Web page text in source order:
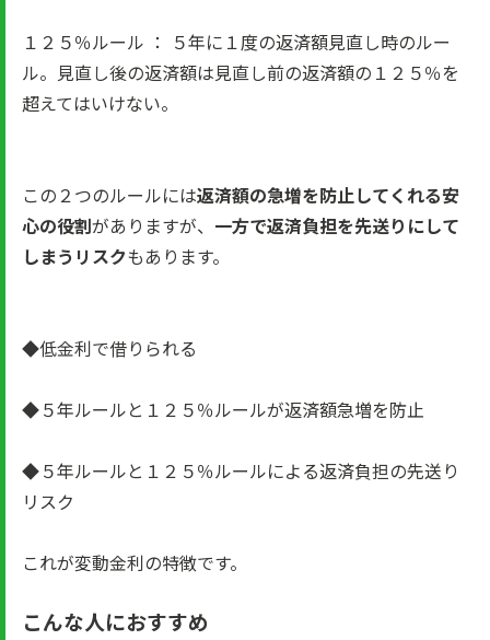
１２５％ルール ： ５年に１度の返済額見直し時のルー
ル。見直し後の返済額は見直し前の返済額の１２５％を
超えてはいけない。
この２つのルールには返済額の急増を防止してくれる安
心の役割がありますが、 一方で返済負担を先送りにして
しまうリスクもあります。
◆低金利で借りられる
◆５年ルールと１２５％ルールが返済額急増を防止
◆５年ルールと１２５％ルールによる返済負担の先送り
リスク
これが変動金利の特徴です。
こんな人におすすめ